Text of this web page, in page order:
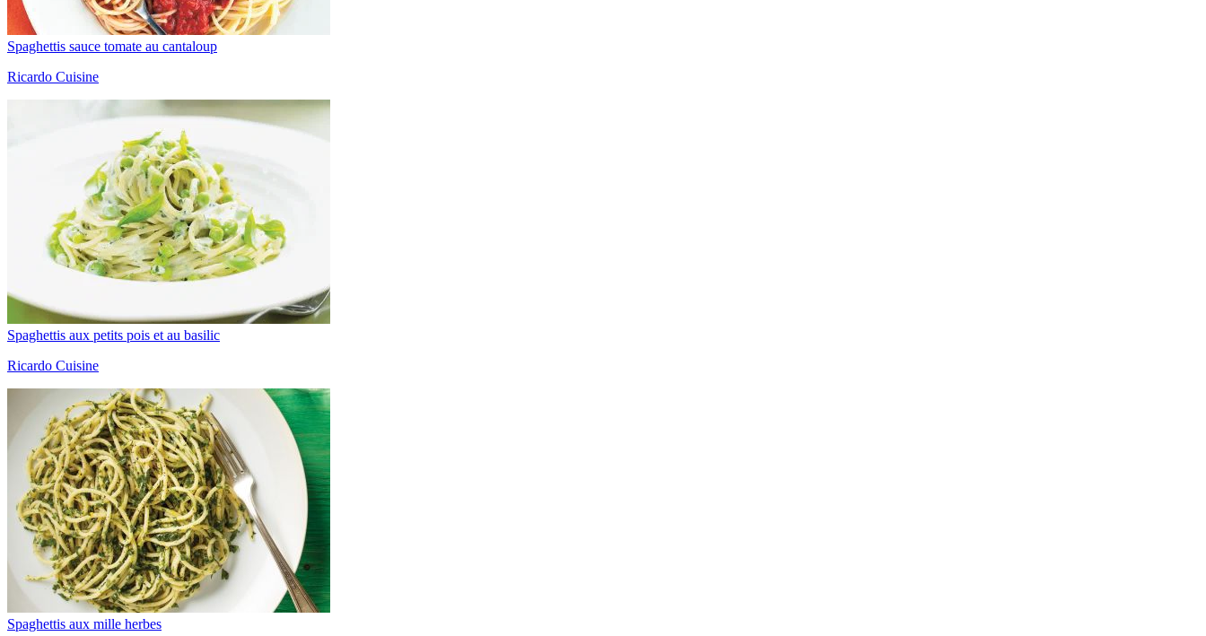
Spaghettis sauce tomate au cantaloup
Ricardo Cuisine
Spaghettis aux petits pois et au basilic
Ricardo Cuisine
Spaghettis aux mille herbes